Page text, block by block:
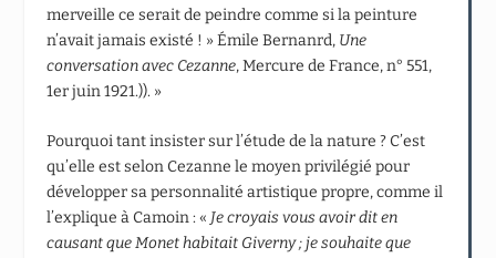
merveille ce serait de peindre comme si la peinture
n’avait jamais existé ! » Émile Bernanrd, Une
conversation avec Cezanne, Mercure de France, n° 551,
1erjuin 1921.)). »
Pourquoi tant insister sur l’étude de la nature ? C’est
qu’elle est selon Cezanne le moyen privilégié pour
développer sa personnalité artistique propre, comme il
l’explique à Camoin : « Je croyais vous avoir dit en
causant que Monet habitait Giverny ; je souhaite que